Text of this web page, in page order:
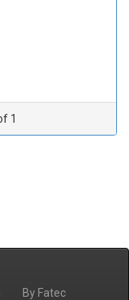
1
By Fatec